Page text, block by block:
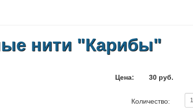
нити "Карибы"
Цена: 30 руб.
Количество: